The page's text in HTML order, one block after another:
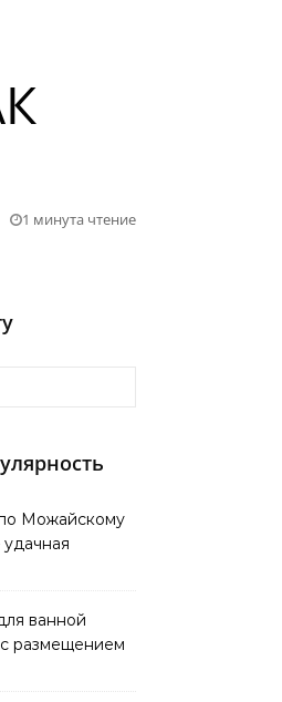
1 минута чтение
Можайскому
ванной
размещением